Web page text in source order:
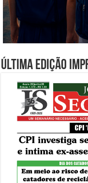
Última edição